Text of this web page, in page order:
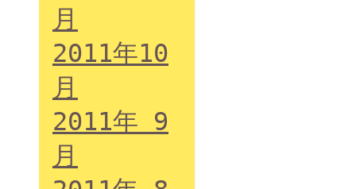
月
2011年10
月
2011年 9
月